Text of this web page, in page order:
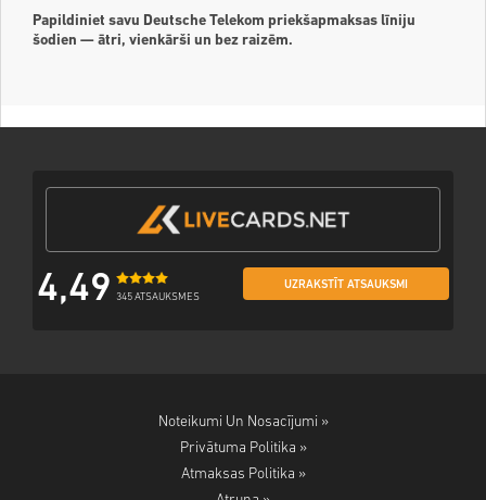
Papildiniet savu Deutsche Telekom priekšapmaksas līniju
šodien — ātri, vienkārši un bez raizēm.
4,49 345 ATSAUKSMES
UZRAKSTĪT ATSAUKSMI
Noteikumi Un Nosacījumi »
Privātuma Politika »
Atmaksas Politika »